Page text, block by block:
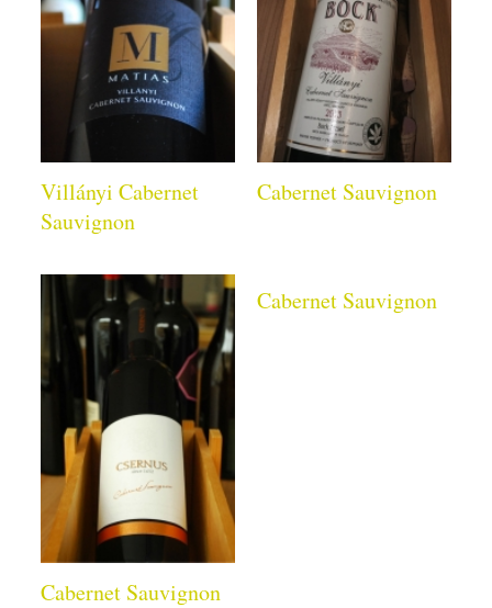
Villányi Cabernet
Sauvignon
Cabernet Sauvignon
Cabernet Sauvignon
Cabernet Sauvignon